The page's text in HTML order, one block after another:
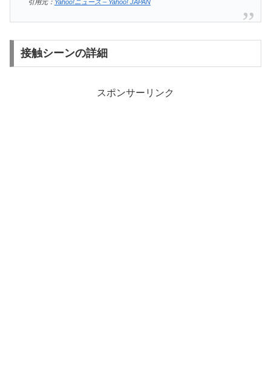
引用元： Yahoo!ニュース – Yahoo! JAPAN
接触シーンの詳細
スポンサーリンク